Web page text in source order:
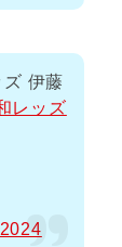
伊藤
レッズ